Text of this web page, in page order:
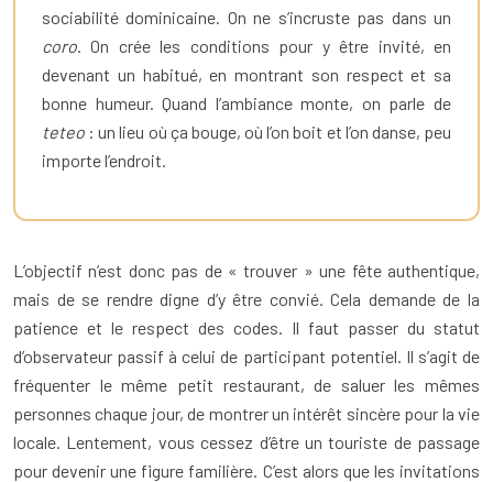
sociabilité dominicaine. On ne s’incruste pas dans un
coro . On crée les conditions pour y être invité, en
devenant un habitué, en montrant son respect et sa
bonne humeur. Quand l’ambiance monte, on parle de
teteo : un lieu où ça bouge, où l’on boit et l’on danse, peu
importe l’endroit.
L’objectif n’est donc pas de « trouver » une fête authentique,
mais de se rendre digne d’y être convié. Cela demande de la
patience et le respect des codes. Il faut passer du statut
d’observateur passif à celui de participant potentiel. Il s’agit de
fréquenter le même petit restaurant, de saluer les mêmes
personnes chaque jour, de montrer un intérêt sincère pour la vie
locale. Lentement, vous cessez d’être un touriste de passage
pour devenir une figure familière. C’est alors que les invitations